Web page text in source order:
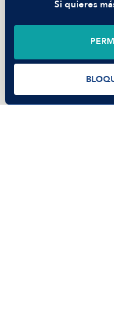
Si quieres
©2026Manfred Tech S.L.U.
Términos de usoPolítica de